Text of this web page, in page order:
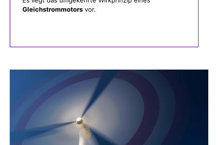
Gleichstrommotors vor.